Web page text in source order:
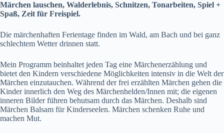
Märchen lauschen, Walderlebnis, Schnitzen, Tonarbeiten, Spiel +
Spaß, Zeit für Freispiel.
Die märchenhaften Ferientage finden im Wald, am Bach und bei ganz
schlechtem Wetter drinnen statt.
Mein Programm beinhaltet jeden Tag eine Märchenerzählung und
bietet den Kindern verschiedene Möglichkeiten intensiv in die Welt der
Märchen einzutauchen. Während der frei erzählten Märchen gehen die
Kinder innerlich den Weg des Märchenhelden/Innen mit; die eigenen
inneren Bilder führen behutsam durch das Märchen. Deshalb sind
Märchen Balsam für Kinderseelen. Märchen schenken Ruhe und
machen Mut.